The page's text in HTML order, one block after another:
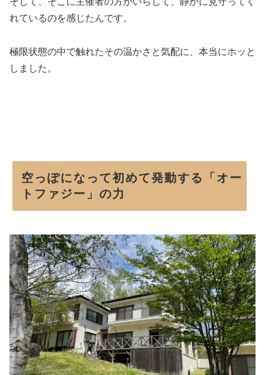
れているのを感じたんです。
極限状態の中で触れたその温かさと気配に、本当にホッと
しました。
空っぽになって初めて発動する「オー
トファジー」の力